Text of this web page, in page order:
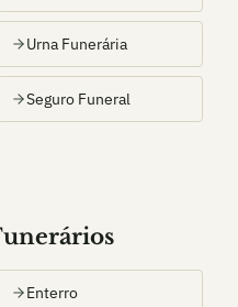
Urna Funerária
Seguro Funeral
Enterro